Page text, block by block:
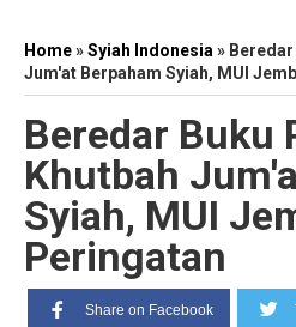
Home»Syiah Indonesia »
Jum'at Berpaham Syiah, MUI
Beredar Buku
Khutbah
Syiah, MUI
Peringatan
Share on Facebook